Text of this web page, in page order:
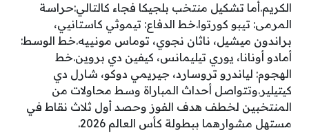
الكريم.أما تشكيل منتخب بلجيكا فجاء كالتالي:حراسة
المرمى: تيبو كورتوا.خط الدفاع: تيموثي كاستانيي،
براندون ميشيل، ناثان نجوي، توماس مونييه.خط الوسط:
أمادو أونانا، يوري تيليمانس، كيفين دي بروين.خط
الهجوم: لياندرو تروسارد، جيريمي دوكو، شارل دي
كيتيلير.وتتواصل أحداث المباراة وسط محاولات من
المنتخبين لخطف هدف الفوز وحصد أول ثلاث نقاط في
مستهل مشوارهما ببطولة كأس العالم 2026.